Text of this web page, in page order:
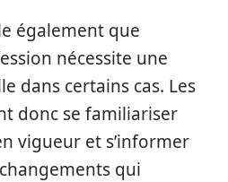
également que
nécessite une
dans certains cas. Les
donc se familiariser
vigueur et s’informer
qui